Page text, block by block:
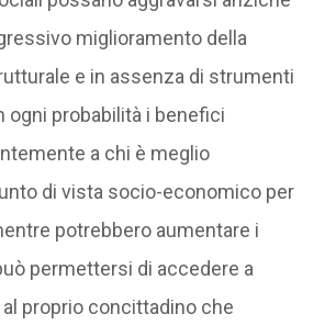
miglioramento della
e in assenza di strumenti
ogni probabilità i benefici
a chi è meglio
di vista socio-economico per
potrebbero aumentare i
permettersi di accedere a
proprio concittadino che